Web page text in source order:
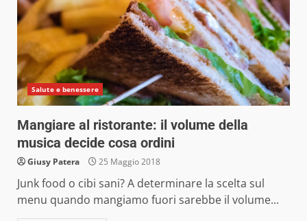
Salute e benessere
Mangiare al ristorante: il volume della
musica decide cosa ordini
Giusy Patera 25 Maggio 2018
Junk food o cibi sani? A determinare la scelta sul
menu quando mangiamo fuori sarebbe il volume...